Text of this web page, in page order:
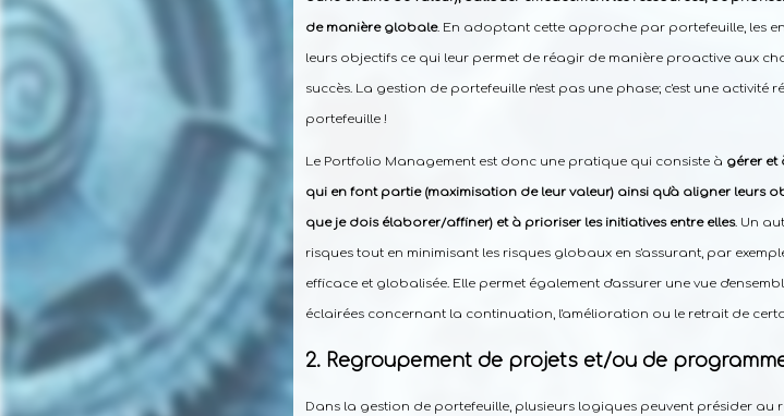
de manière globale. En adoptant cette approche par portefeuille, les
leurs objectifs ce qui leur permet de réagir de manière proactive aux
succès. La gestion de portefeuille n'est pas une phase; c'est une activité
portefeuille !
Le Portfolio Management est donc une pratique qui consiste à gérer et
qui en font partie (maximisation de leur valeur) ainsi qu'à aligner leurs
que je dois élaborer/affiner) et à prioriser les initiatives entre elles. Un
risques tout en minimisant les risques globaux en s'assurant, par
efficace et globalisée. Elle permet également d'assurer une vue
éclairées concernant la continuation, l'amélioration ou le retrait de
Regroupement de projets et/ou de
Dans la gestion de portefeuille, plusieurs logiques peuvent présider